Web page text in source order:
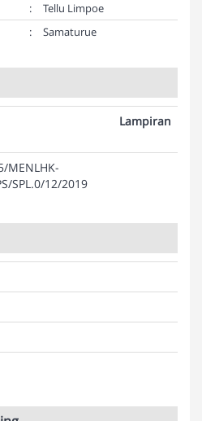
:
Tellu Limpoe
: Samaturue
Lampiran
MENLHK-
SPL.0/12/2019